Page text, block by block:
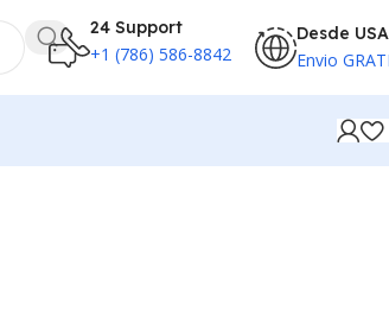
24 Support
+1 (786) 586-8842
Desde USA
Envio